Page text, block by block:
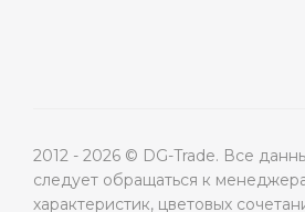
2012 - 2026 © DG-Trade. Все
следует обращаться к
характеристик, цветовых